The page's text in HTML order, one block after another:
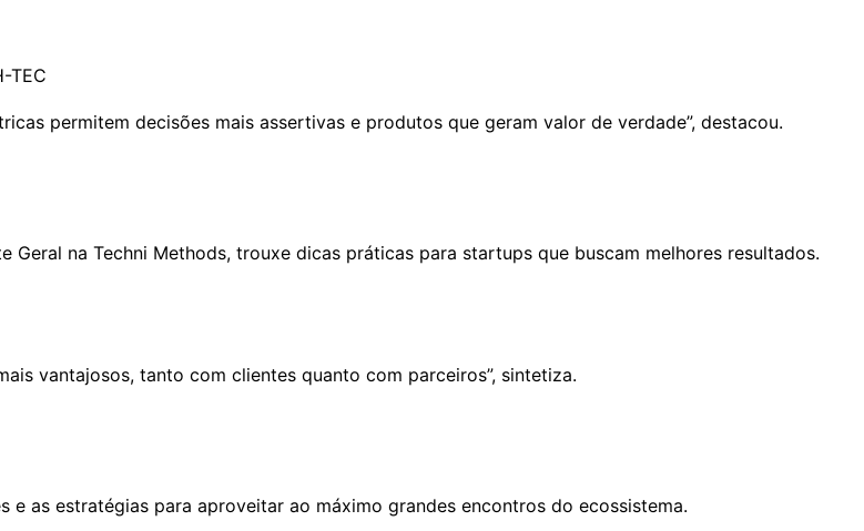
TEC
permitem decisões mais assertivas e produtos que geram valor de verdade”, destacou.
na Techni Methods, trouxe dicas práticas para startups que buscam melhores resultados.
vantajosos, tanto com clientes quanto com parceiros”, sintetiza.
e as estratégias para aproveitar ao máximo grandes encontros do ecossistema.